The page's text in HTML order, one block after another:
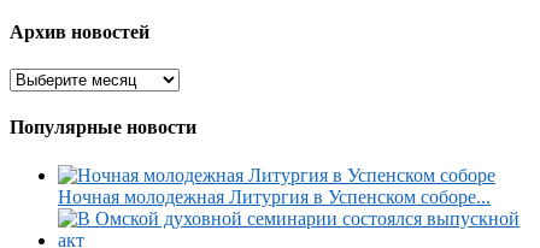
Архив новостей
Популярные новости
Ночная молодежная Литургия в Успенском соборе...